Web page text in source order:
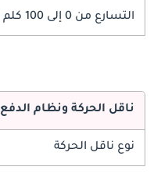
التسارع من 0 إلى 100 كلم بالساعة
ناقل الحركة ونظام الدفع
نوع ناقل الحركة